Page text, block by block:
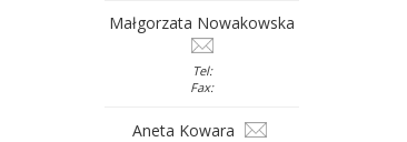
Małgorzata Nowakowska
Tel:
Fax:
Aneta Kowara